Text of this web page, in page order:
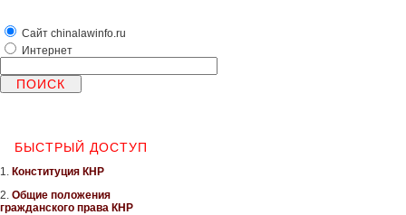
Сайт chinalawinfo.ru
Интернет
БЫСТРЫЙ ДОСТУП
1. Конституция КНР
2. Общие положения
гражданского права КНР